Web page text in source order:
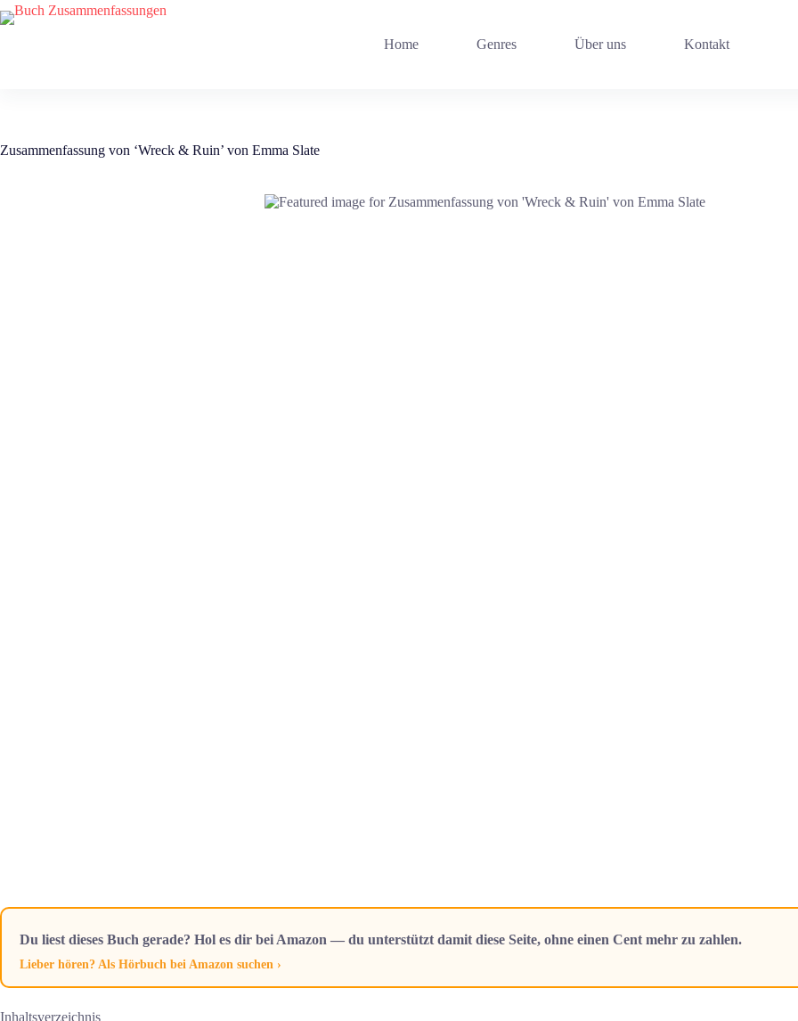
Zum
Inhalt
Home Genres Über uns Kontakt
Zusammenfassung von ‘Wreck & Ruin’ von Emma Slate
Du liest dieses Buch gerade? Hol es dir bei Amazon — du unterstützt damit diese Seite, ohne einen Cent mehr zu zahlen.
Lieber hören? Als Hörbuch bei Amazon suchen ›
Inhaltsverzeichnis